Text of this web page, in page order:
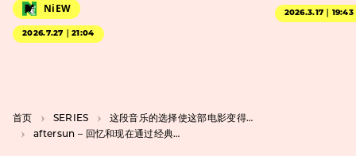
NiEW
2026.7.27｜21:04
2026.3.17｜19:43
首页 SERIES
这段音乐的选择使这部电影变得更加精彩
aftersun – 回忆和现在通过经典歌曲交织在一起。